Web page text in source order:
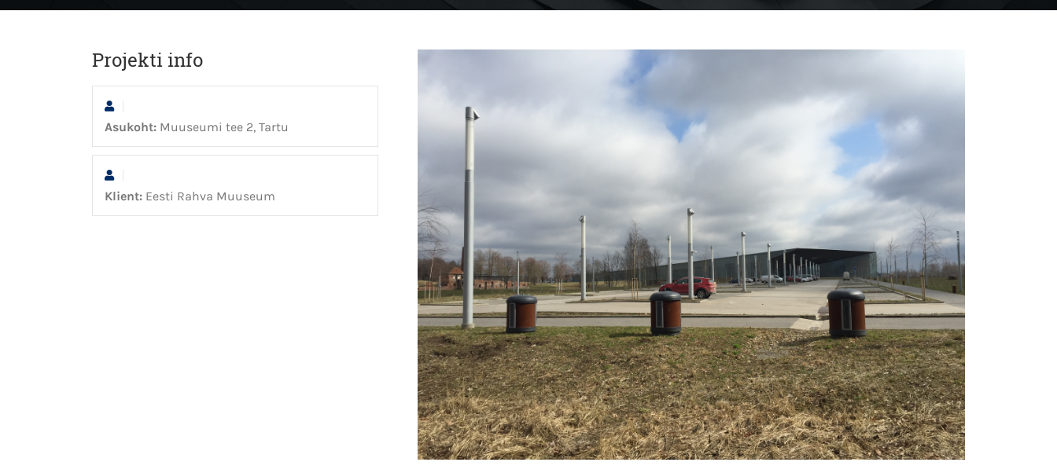
Projekti info
Asukoht: Muuseumi tee 2, Tartu
Klient: Eesti Rahva Muuseum